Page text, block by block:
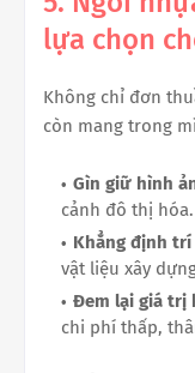
lựa chọn
Không chỉ đơn
còn mang trong
Gìn giữ hình
cảnh đô thị hóa.
Khẳng định
vật liệu xây
Đem lại giá trị
chi phí thấp,